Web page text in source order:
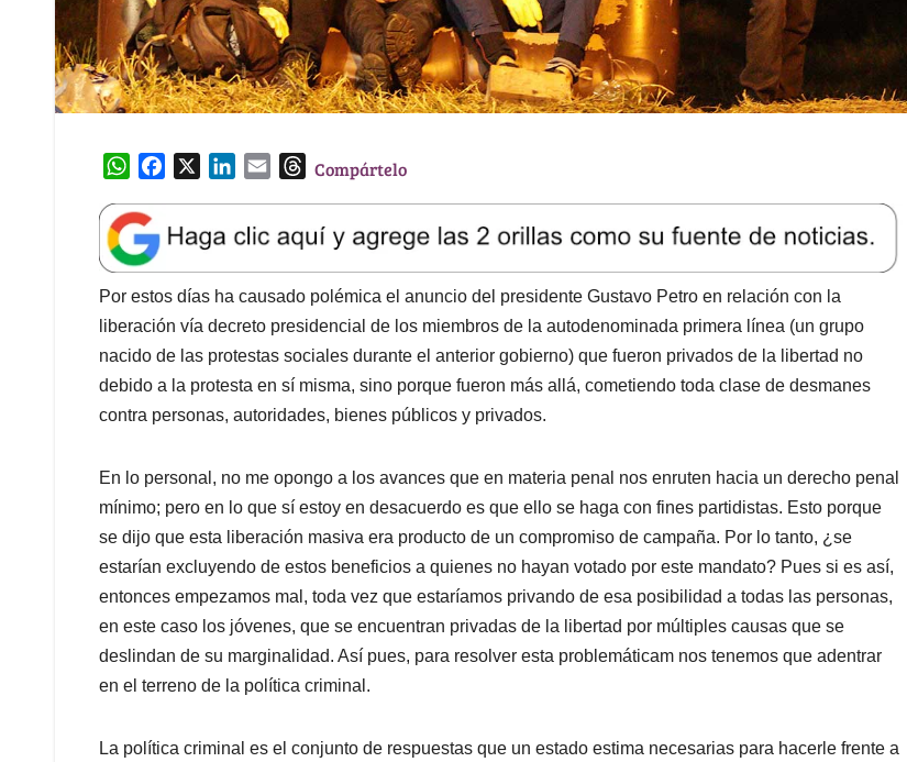
W
a
t
s
A
p
p
e
b
o
o
k
k
e
d
I
n
l
T
e
a
d
s
Compártelo
Por estos días ha causado polémica el anuncio del presidente Gustavo Petro en relación con la
liberación vía decreto presidencial de los miembros de la autodenominada primera línea (un grupo
nacido de las protestas sociales durante el anterior gobierno) que fueron privados de la libertad no
debido a la protesta en sí misma, sino porque fueron más allá, cometiendo toda clase de desmanes
contra personas, autoridades, bienes públicos y privados.
En lo personal, no me opongo a los avances que en materia penal nos enruten hacia un derecho penal
mínimo; pero en lo que sí estoy en desacuerdo es que ello se haga con fines partidistas. Esto porque
se dijo que esta liberación masiva era producto de un compromiso de campaña. Por lo tanto, ¿se
estarían excluyendo de estos beneficios a quienes no hayan votado por este mandato? Pues si es así,
entonces empezamos mal, toda vez que estaríamos privando de esa posibilidad a todas las personas,
en este caso los jóvenes, que se encuentran privadas de la libertad por múltiples causas que se
deslindan de su marginalidad. Así pues, para resolver esta problemáticam nos tenemos que adentrar
en el terreno de la política criminal.
La política criminal es el conjunto de respuestas que un estado estima necesarias para hacerle frente a